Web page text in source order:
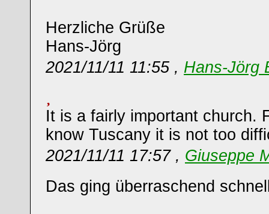
Herzliche Grüße
Hans-Jörg
2021/11/11 11:55 , Hans-Jörg
It is a fairly important church.
know Tuscany it is not too
2021/11/11 17:57 , Giuseppe
Das ging überraschend